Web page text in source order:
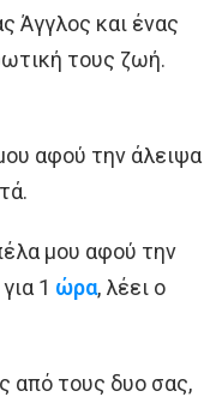
Άγγλος και ένας
τους ζωή.
αφού την άλειψα
μου αφού την
1 ώρα, λέει ο
από τους δυο σας,